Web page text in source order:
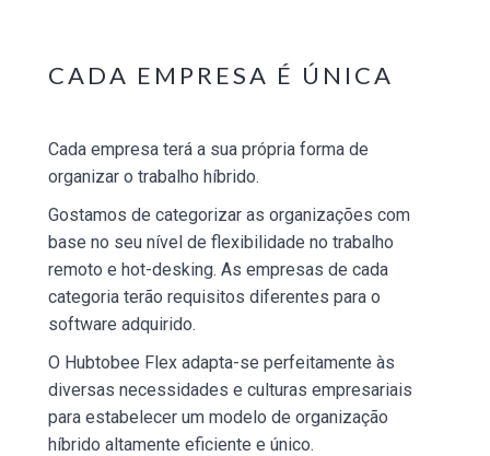
CADA EMPRESA É ÚNICA
Cada empresa terá a sua própria forma de
organizar o trabalho híbrido.
Gostamos de categorizar as organizações com
base no seu nível de flexibilidade no trabalho
remoto e hot-desking. As empresas de cada
categoria terão requisitos diferentes para o
software adquirido.
O Hubtobee Flex adapta-se perfeitamente às
diversas necessidades e culturas empresariais
para estabelecer um modelo de organização
híbrido altamente eficiente e único.